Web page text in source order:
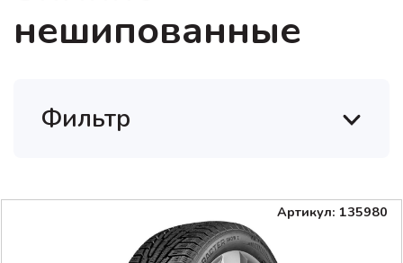
нешипованные
Фильтр
Артикул: 135980